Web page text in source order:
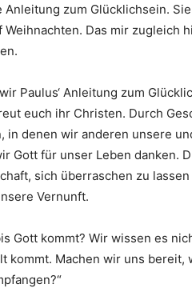
zum Glücklichsein.
Das mir zugleich
Paulus‘ Anleitung zum
euch ihr Christen. Durch
in denen wir anderen unsere
Gott für unser Leben danken.
sich überraschen zu
Vernunft.
Gott kommt? Wir wissen es
kommt. Machen wir uns bereit,